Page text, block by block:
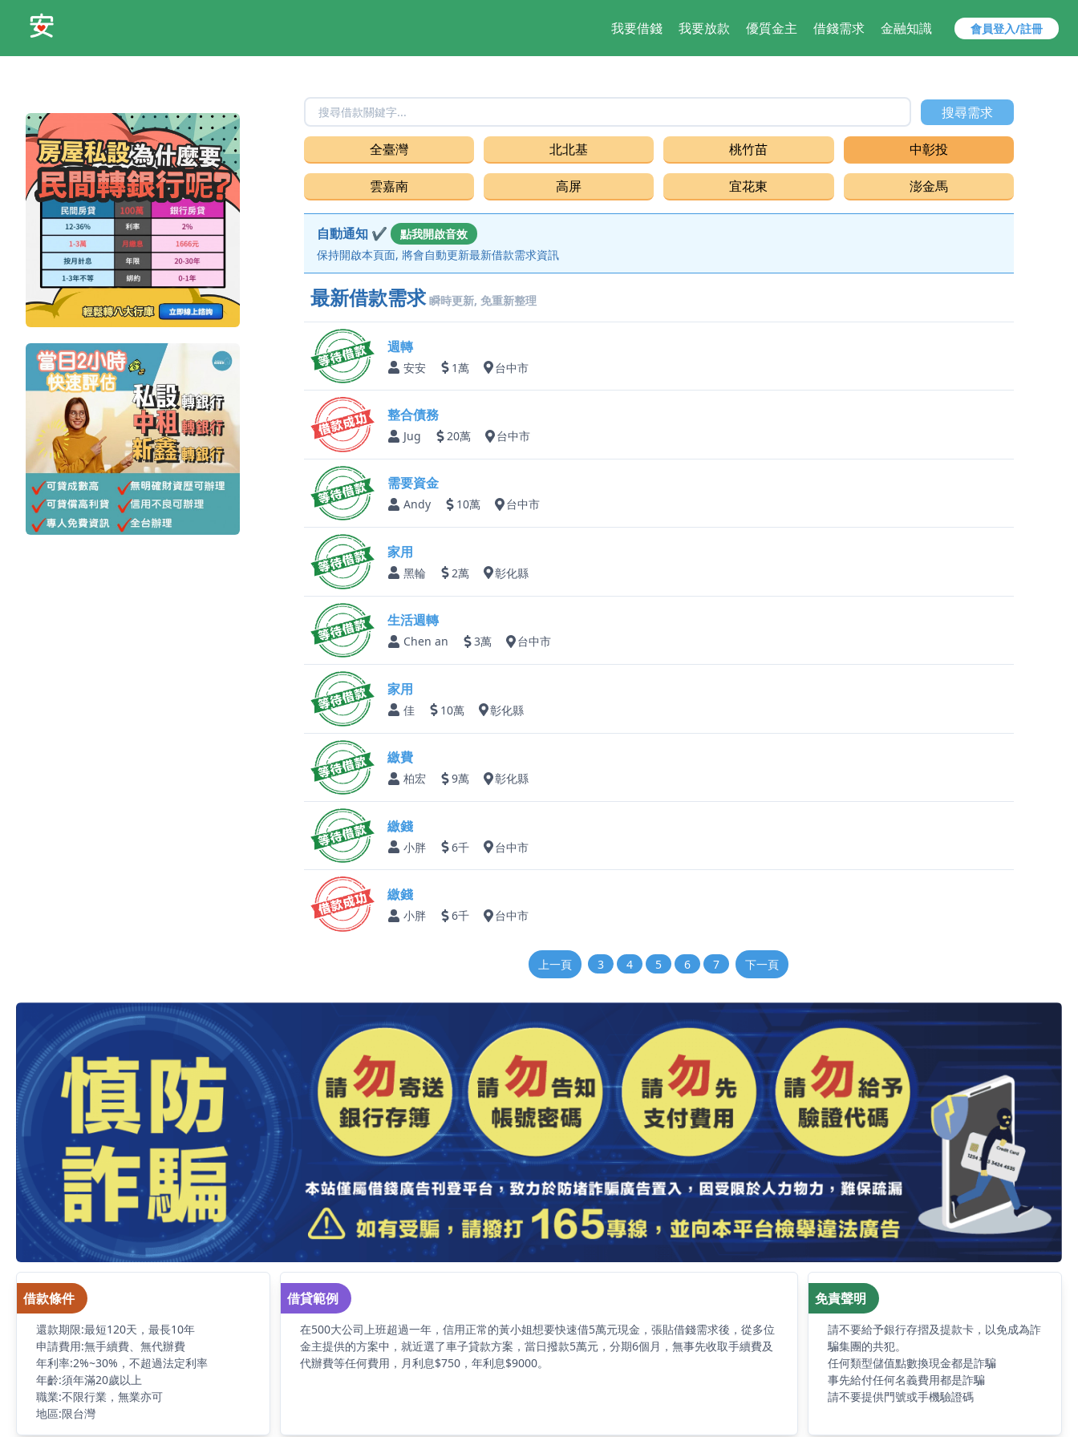
我要借錢 我要放款 優質金主 借錢需求 金融知識 會員登入/註冊
搜尋需求
全臺灣 北北基 桃竹苗 中彰投
雲嘉南 高屏 宜花東 澎金馬
自動通知 ✔
點我開啟音效
保持開啟本頁面, 將會自動更新最新借款需求資訊
最新借款需求 瞬時更新, 免重新整理
週轉
安安 1萬 台中市
整合債務
Jug 20萬 台中市
需要資金
Andy 10萬 台中市
家用
黑輪 2萬 彰化縣
生活週轉
Chen an 3萬 台中市
家用
佳 10萬 彰化縣
繳費
柏宏 9萬 彰化縣
繳錢
小胖 6千 台中市
繳錢
小胖 6千 台中市
上一頁 3 4 5 6 7 下一頁
借款條件
還款期限:最短120天，最長10年
申請費用:無手續費、無代辦費
年利率:2%~30%，不超過法定利率
年齡:須年滿20歲以上
職業:不限行業，無業亦可
地區:限台灣
借貸範例
在500大公司上班超過一年，信用正常的黃小姐想要快速借5萬元現金，張貼借錢需求後，從多位
金主提供的方案中，就近選了車子貸款方案，當日撥款5萬元，分期6個月，無事先收取手續費及
代辦費等任何費用，月利息$750，年利息$9000。
免責聲明
請不要給予銀行存摺及提款卡，以免成為詐
騙集團的共犯。
任何類型儲值點數換現金都是詐騙
事先給付任何名義費用都是詐騙
請不要提供門號或手機驗證碼